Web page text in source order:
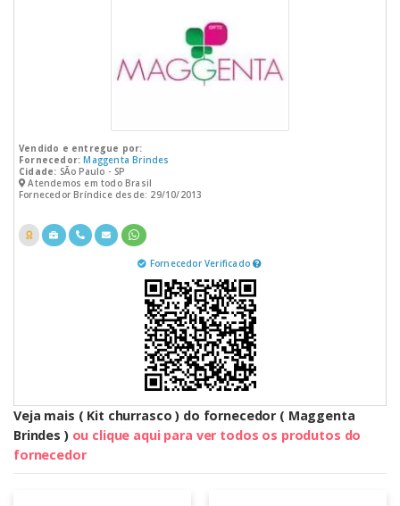
Vendido e entregue por:
Fornecedor: Maggenta Brindes
Cidade: SÃo Paulo - SP
Atendemos em todo Brasil
Fornecedor Bríndice desde: 29/10/2013
Fornecedor Verificado
Veja mais ( Kit churrasco ) do fornecedor ( Maggenta
Brindes ) ou clique aqui para ver todos os produtos do
fornecedor